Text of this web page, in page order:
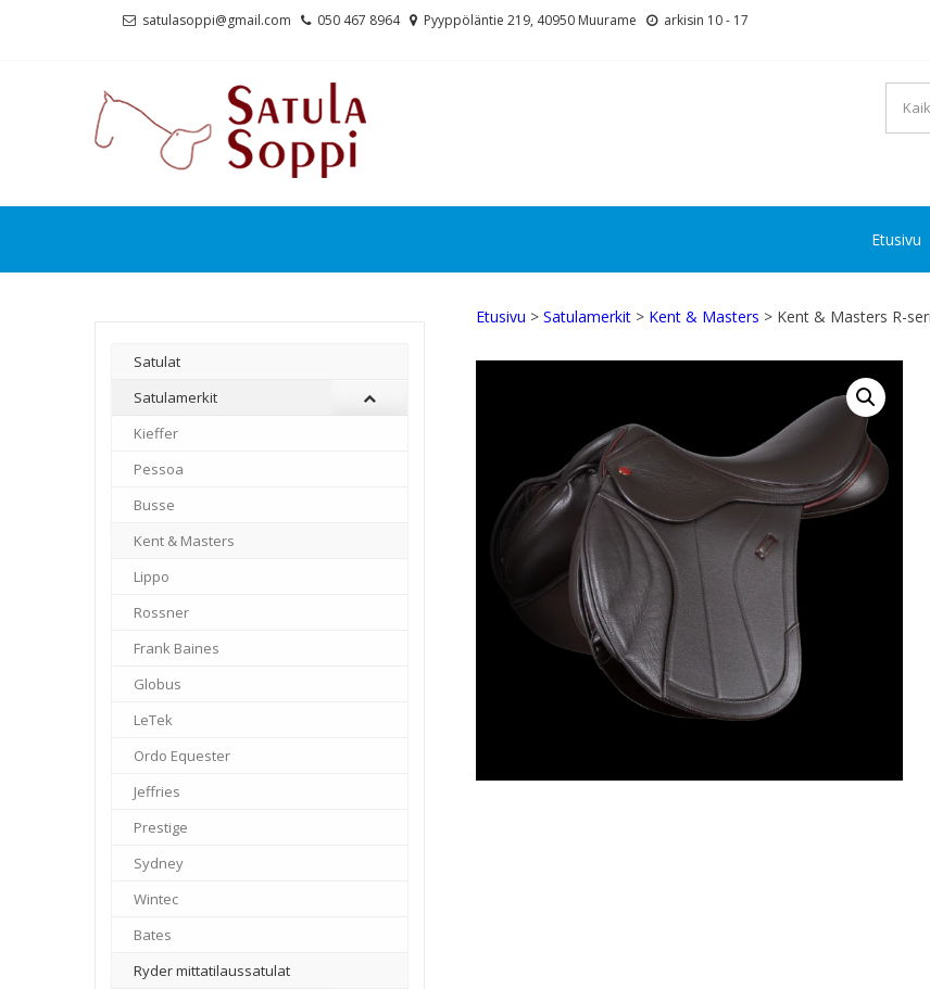
satulasoppi@gmail.com 050 467 8964 Pyyppöläntie 219, 40950 Muurame arkisin 10 - 17
Etusivu
Etusivu > Satulamerkit > Kent & Masters > Kent & Masters R-
Satulat
Satulamerkit
Kieffer
–
Pessoa
–
Busse
–
Kent & Masters
–
Lippo
–
Rossner
–
Frank Baines
–
Globus
–
LeTek
–
Ordo Equester
–
Jeffries
–
Prestige
–
Sydney
–
Wintec
–
Bates
–
Ryder mittatilaussatulat